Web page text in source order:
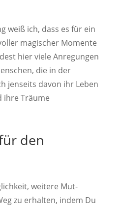
weiß ich, dass es für ein
magischer Momente
hier viele Anregungen
die in der
jenseits davon ihr Leben
ihre Träume
den
weitere Mut-
zu erhalten, indem Du